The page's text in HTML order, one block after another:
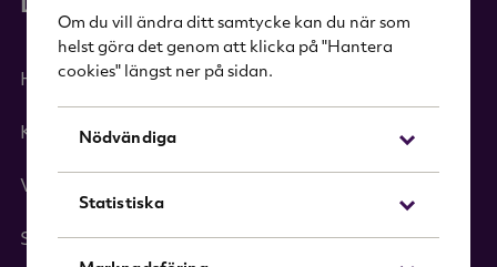
Om du vill ändra ditt samtycke kan du när som
helst göra det genom att klicka på "Hantera
cookies" längst ner på sidan.
Nödvändiga
Statistiska
Länkar
Hem
Kategorier
Varumärken
Sök i sortimentet